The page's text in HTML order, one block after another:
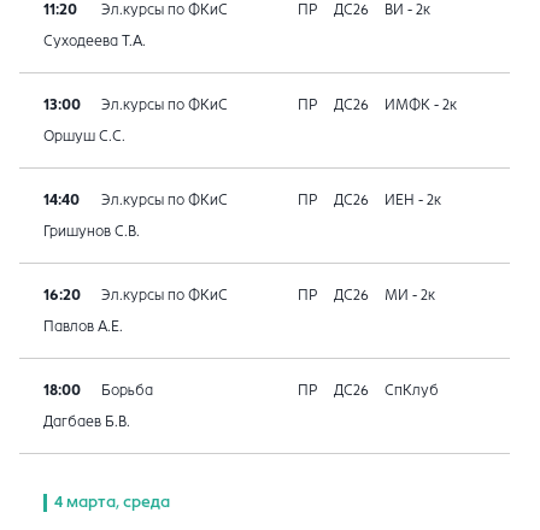
11:20 Эл.курсы по ФКиС ПР ДС26 ВИ - 2к
Суходеева Т.А.
13:00 Эл.курсы по ФКиС ПР ДС26 ИМФК - 2к
Оршуш С.С.
14:40 Эл.курсы по ФКиС ПР ДС26 ИЕН - 2к
Гришунов С.В.
16:20 Эл.курсы по ФКиС ПР ДС26 МИ - 2к
Павлов А.Е.
18:00 Борьба ПР ДС26 СпКлуб
Дагбаев Б.В.
4 марта, среда